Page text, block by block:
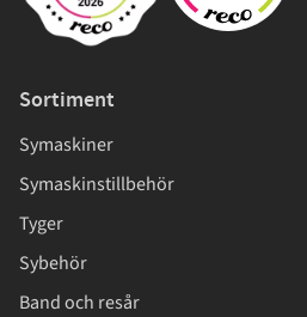
Sortiment
Symaskiner
Symaskinstillbehör
Tyger
Sybehör
Band och resår